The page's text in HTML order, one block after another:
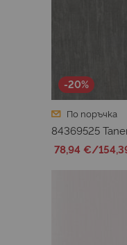
-20%
По поръчка
84369525
78,94 €/